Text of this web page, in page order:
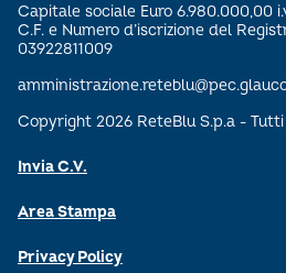
Capitale sociale Euro 6.980.000,00
C.F. e Numero d’iscrizione del
03922811009
Copyright 2026 ReteBlu S.p.a -
Invia C.V.
Area Stampa
Privacy Policy